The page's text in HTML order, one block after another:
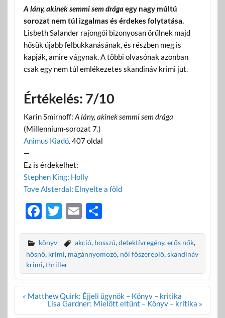
A lány, akinek semmi sem drágaegy nagy múltú
sorozat nem túl izgalmas és érdekes folytatása.
Lisbeth Salander rajongói bizonyosan örülnek majd
hősük újabb felbukkanásának, és részben meg is
kapják, amire vágynak. A többi olvasónak azonban
csak egy nem túl emlékezetes skandináv krimi jut.
Értékelés: 7/10
Karin Smirnoff: A lány, akinek semmi sem drága
(Millennium-sorozat 7.)
Animus Kiadó. 407 oldal
—
Ez is érdekelhet:
Stephen King: Holly
Tove Alsterdal: Elnyelte a föld
F
e
b
o
o
k
T
itt
er
E
ail
O
za
m
e
g
könyv akció, bosszú,detektívregény,erős nők,
hősnő, krimi, magánnyomozó, női főszereplő,skandináv
krimi,thriller
Bejegyzés
navigáció
« Matthew Quirk: Éjjeli ügynök – Könyv – kritika
Lisa Gardner: Mielőtt eltűnt – Könyv – kritika »